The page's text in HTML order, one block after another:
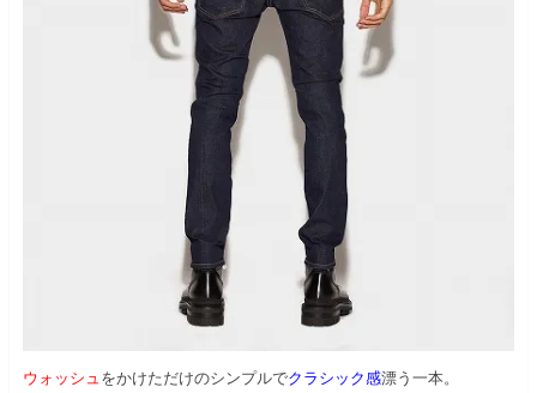
ウォッシュをかけただけのシンプルでクラシック感漂う一本。